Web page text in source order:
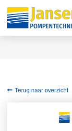
Terug naar overzicht